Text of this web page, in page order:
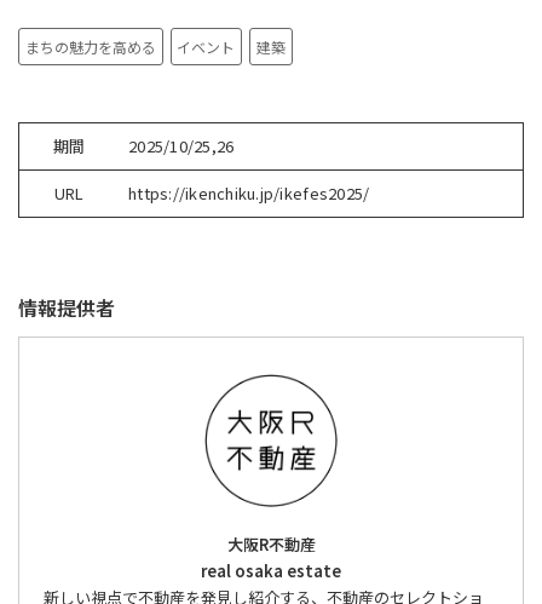
まちの魅力を高める イベント 建築
期間 2025/10/25,26
URL https://ikenchiku.jp/ikefes2025/
情報提供者
大阪R不動産
real osaka estate
新しい視点で不動産を発見し紹介する、不動産のセレクトショ